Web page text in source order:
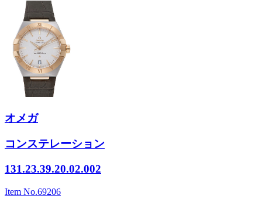
オメガ
コンステレーション
131.23.39.20.02.002
Item No.69206